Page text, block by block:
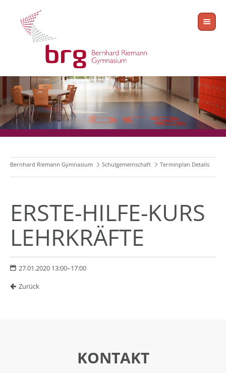
Bernhard Riemann Gymnasium Schulgemeinschaft Terminplan Details
ERSTE-HILFE-KURS
LEHRKRÄFTE
27.01.2020 13:00–17:00
Zurück
KONTAKT